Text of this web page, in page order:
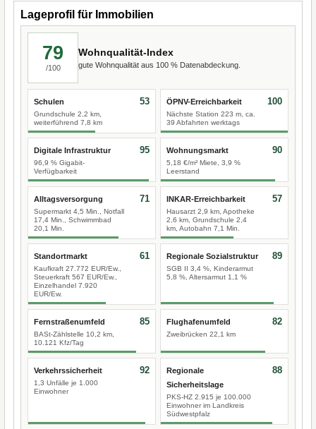
Lageprofil für Immobilien
79
/100
Wohnqualität-Index
gute Wohnqualität aus 100 % Datenabdeckung.
Schulen
Grundschule 2,2 km,
weiterführend 7,8 km
53 ÖPNV-Erreichbarkeit
Nächste Station 223 m, ca.
39 Abfahrten werktags
100
Digitale Infrastruktur
96,9 % Gigabit-
Verfügbarkeit
95 Wohnungsmarkt
5,18 €/m² Miete, 3,9 %
Leerstand
90
Alltagsversorgung
Supermarkt 4,5 Min., Notfall
17,4 Min., Schwimmbad
20,1 Min.
71 INKAR-Erreichbarkeit
Hausarzt 2,9 km, Apotheke
2,6 km, Grundschule 2,4
km, Autobahn 7,1 Min.
57
Standortmarkt
Kaufkraft 27.772 EUR/Ew.,
Steuerkraft 567 EUR/Ew.,
Einzelhandel 7.920
EUR/Ew.
61 Regionale Sozialstruktur
SGB II 3,4 %, Kinderarmut
5,8 %, Altersarmut 1,1 %
89
Fernstraßenumfeld
BASt-Zählstelle 10,2 km,
10.121 Kfz/Tag
85 Flughafenumfeld
Zweibrücken 22,1 km
82
Verkehrssicherheit
1,3 Unfälle je 1.000
Einwohner
92
Regionale
Sicherheitslage
PKS-HZ 2.915 je 100.000
Einwohner im Landkreis
Südwestpfalz
88